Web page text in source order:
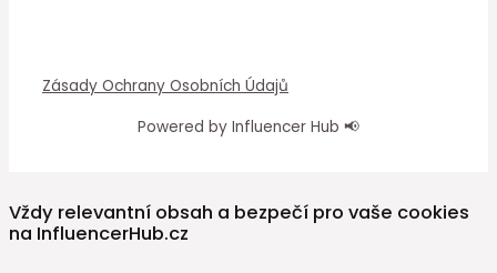
Zásady Ochrany Osobních Údajů
Powered by Influencer Hub 📢
Vždy relevantní obsah a bezpečí pro vaše cookies
na InfluencerHub.cz